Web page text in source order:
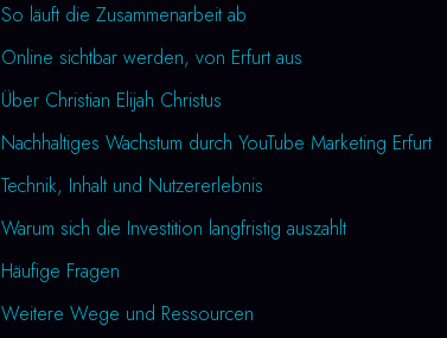
So läuft die Zusammenarbeit ab
Online sichtbar werden, von Erfurt aus
Über Christian Elijah Christus
Nachhaltiges Wachstum durch YouTube Marketing Erfurt
Technik, Inhalt und Nutzererlebnis
Warum sich die Investition langfristig auszahlt
Häufige Fragen
Weitere Wege und Ressourcen